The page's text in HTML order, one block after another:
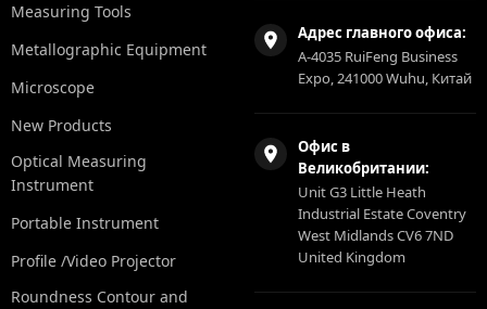
Measuring Tools
Metallographic Equipment
Microscope
New Products
Optical Measuring
Instrument
Portable Instrument
Profile /Video Projector
Roundness Contour and
Адрес главного офиса:
A-4035 RuiFeng Business
Expo, 241000 Wuhu, Китай
Офис в
Великобритании:
Unit G3 Little Heath
Industrial Estate Coventry
West Midlands CV6 7ND
United Kingdom